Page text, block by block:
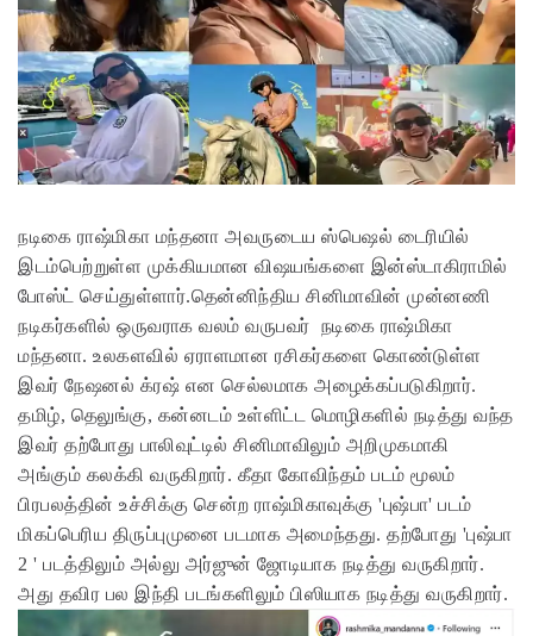
நடிகை ராஷ்மிகா மந்தனா அவருடைய ஸ்பெஷல் டைரியில்
இடம்பெற்றுள்ள முக்கியமான விஷயங்களை இன்ஸ்டாகிராமில்
போஸ்ட் செய்துள்ளார்.தென்னிந்திய சினிமாவின் முன்னணி
நடிகர்களில் ஒருவராக வலம் வருபவர் நடிகை ராஷ்மிகா
மந்தனா. உலகளவில் ஏராளமான ரசிகர்களை கொண்டுள்ள
இவர் நேஷனல் க்ரஷ் என செல்லமாக அழைக்கப்படுகிறார்.
தமிழ், தெலுங்கு, கன்னடம் உள்ளிட்ட மொழிகளில் நடித்து வந்த
இவர் தற்போது பாலிவுட்டில் சினிமாவிலும் அறிமுகமாகி
அங்கும் கலக்கி வருகிறார். கீதா கோவிந்தம் படம் மூலம்
பிரபலத்தின் உச்சிக்கு சென்ற ராஷ்மிகாவுக்கு 'புஷ்பா' படம்
மிகப்பெரிய திருப்புமுனை படமாக அமைந்தது. தற்போது 'புஷ்பா
2 ' படத்திலும் அல்லு அர்ஜுன் ஜோடியாக நடித்து வருகிறார்.
அது தவிர பல இந்தி படங்களிலும் பிஸியாக நடித்து வருகிறார்.